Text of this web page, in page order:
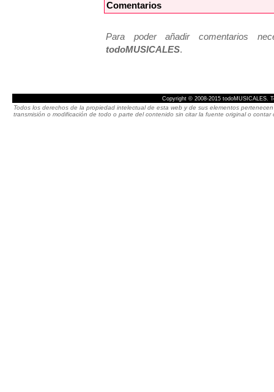
Comentarios
Para poder añadir comentarios
todoMUSICALES.
Copyright © 2008-2015 todoMUSICALES.
Todos los derechos de la propiedad intelectual de esta web y de sus elementos
transmisión o modificación de todo o parte del contenido sin citar la fuente original o